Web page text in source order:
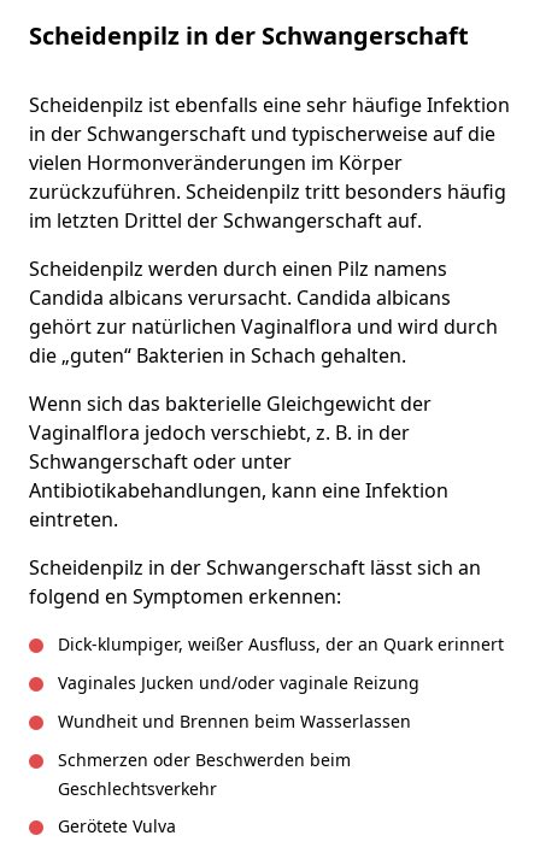
Scheidenpilz in der Schwangerschaft
Scheidenpilz ist ebenfalls eine sehr häufige Infektion
in der Schwangerschaft und typischerweise auf die
vielen Hormonveränderungen im Körper
zurückzuführen. Scheidenpilz tritt besonders häufig
im letzten Drittel der Schwangerschaft auf.
Scheidenpilz werden durch einen Pilz namens
Candida albicans verursacht. Candida albicans
gehört zur natürlichen Vaginalflora und wird durch
die „guten“ Bakterien in Schach gehalten.
Wenn sich das bakterielle Gleichgewicht der
Vaginalflora jedoch verschiebt, z. B. in der
Schwangerschaft oder unter
Antibiotikabehandlungen, kann eine Infektion
eintreten.
Scheidenpilz in der Schwangerschaft lässt sich an
folgend en Symptomen erkennen:
Dick-klumpiger, weißer Ausfluss, der an Quark erinnert
Vaginales Jucken und/oder vaginale Reizung
Wundheit und Brennen beim Wasserlassen
Schmerzen oder Beschwerden beim
Geschlechtsverkehr
Gerötete Vulva